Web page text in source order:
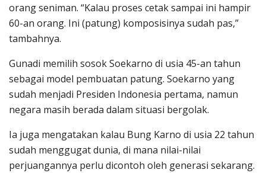
orang seniman. “Kalau proses cetak sampai ini hampir
60-an orang. Ini (patung) komposisinya sudah pas,”
tambahnya.
Gunadi memilih sosok Soekarno di usia 45-an tahun
sebagai model pembuatan patung. Soekarno yang
sudah menjadi Presiden Indonesia pertama, namun
negara masih berada dalam situasi bergolak.
Ia juga mengatakan kalau Bung Karno di usia 22 tahun
sudah menggugat dunia, di mana nilai-nilai
perjuangannya perlu dicontoh oleh generasi sekarang.